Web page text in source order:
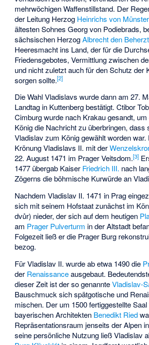
mehrwöchigen Waffenstillstand. Der
der Leitung Herzog Heinrichs von
ältesten Sohnes Georg von Podiebrads,
sächsischen HerzogAlbrecht den
Heeresmacht ins Land, der für die
Friedensgebotes, Vermittlung zwischen
und nicht zuletzt auch für den Schutz der
sorgen sollte.[2]
Die Wahl Vladislavs wurde dann am 27.
Landtag in Kuttenberg bestätigt. Ctibor
Cimburg wurde nach Krakau gesandt,
König die Nachricht zu überbringen, dass
Vladislav zum König gewählt worden war.
Krönung Vladislavs II. mit der
22. August 1471 im Prager Veitsdom.[3]
1477 übergab Kaiser Friedrich III. nach
Zögerns die böhmische Kurwürde an
Nachdem Vladislav II. 1471 in Prag
sich mit seinem Hofstaat zunächst im
dvůr) nieder, der sich auf dem heutigen
am Prager Pulverturm in der Altstadt
Folgezeit ließ er die Prager Burg
bezog.
Für Vladislav II. wurde ab etwa 1490 die
der Renaissanceausgebaut.
dieser Zeit ist der so genannteVladislav-
Bauschmuck sich spätgotische und
mischen. Der um 1500 fertiggestellte
bayerischen Architekten Benedikt Ried
Repräsentationsraum jenseits der Alpen
seine persönliche Nutzung ließ Vladislav